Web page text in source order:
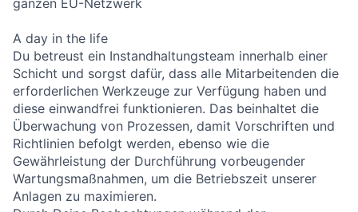
ganzen EU-Netzwerk
A day in the life
Du betreust ein Instandhaltungsteam innerhalb einer
Schicht und sorgst dafür, dass alle Mitarbeitenden die
erforderlichen Werkzeuge zur Verfügung haben und
diese einwandfrei funktionieren. Das beinhaltet die
Überwachung von Prozessen, damit Vorschriften und
Richtlinien befolgt werden, ebenso wie die
Gewährleistung der Durchführung vorbeugender
Wartungsmaßnahmen, um die Betriebszeit unserer
Anlagen zu maximieren.